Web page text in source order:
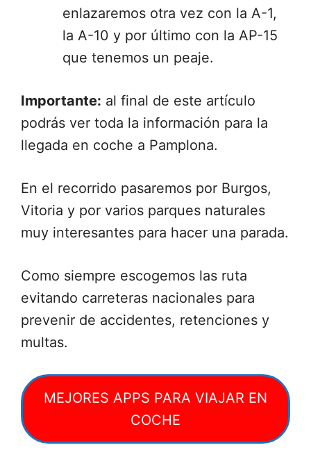
enlazaremos otra vez con la A-1,
la A-10 y por último con la AP-15
que tenemos un peaje.
Importante: al final de este artículo
podrás ver toda la información para la
llegada en coche a Pamplona.
En el recorrido pasaremos por Burgos,
Vitoria y por varios parques naturales
muy interesantes para hacer una parada.
Como siempre escogemos las ruta
evitando carreteras nacionales para
prevenir de accidentes, retenciones y
multas.
MEJORES APPS PARA VIAJAR EN
COCHE